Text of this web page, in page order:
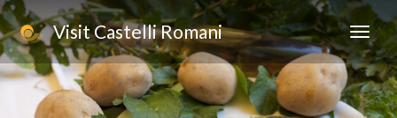
Visit Castelli Romani